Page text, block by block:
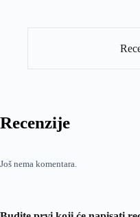
Recenzije
Još nema komentara.